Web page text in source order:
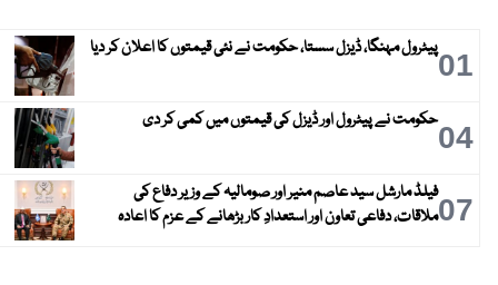
01پیٹرول مہنگا، ڈیزل سستا، حکومت نے نئی قیمتوں کا اعلان کر دیا
04حکومت نے پیٹرول اور ڈیزل کی قیمتوں میں کمی کر دی
07فیلڈ مارشل سید عاصم منیر اور صومالیہ کے وزیر دفاع کی
ملاقات، دفاعی تعاون اور استعدادِ کار بڑھانے کے عزم کا اعادہ